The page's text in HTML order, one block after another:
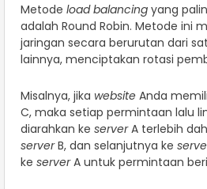
Metode load balancing yang
adalah Round Robin. Metode ini
jaringan secara berurutan dari
lainnya, menciptakan rotasi
Misalnya, jika website Anda
C, maka setiap permintaan lalu
diarahkan ke serverA terlebih
serverB, dan selanjutnya ke
ke serverA untuk permintaan